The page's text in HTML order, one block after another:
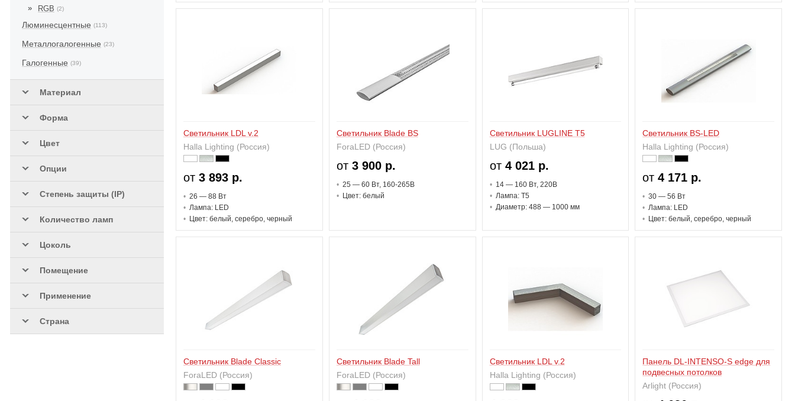
Светильник LDL v.2
Halla Lighting (Россия)
от 3 893 р.
26 — 88 Вт
Лампа: LED
Цвет: белый, серебро, черный
Светильник Blade BS
ForaLED (Россия)
от3 900 р.
25 — 60 Вт, 160-265В
Цвет: белый
Светильник LUGLINE T5
LUG (Польша)
от4 021 р.
14 — 160 Вт, 220В
Лампа: T5
Диаметр: 488 — 1000 мм
Светильник BS-LED
Halla Lighting (Россия)
от 4 171 р.
30 — 56 Вт
Лампа: LED
Цвет: белый, серебро, черный
Светильник Blade Classic
ForaLED (Россия)
Светильник Blade Tall
ForaLED (Россия)
Светильник LDL v.2
Halla Lighting (Россия)
Панель DL-INTENSO-S edge для
подвесных потолков
Arlight (Россия)
Fabbian (16)
Fagerhult (1)
Flos (34)
Folio (1)
ForaLED
Halla (37)
Hoffmeister (1)
IMG Lighting (1)
interpanel (2)
RGB (2)
Люминесцентные (113)
Металлогалогенные (23)
Галогенные (39)
Материал
Форма
Цвет
Опции
Степень защиты (IP)
Количество ламп
Цоколь
Помещение
Применение
Страна